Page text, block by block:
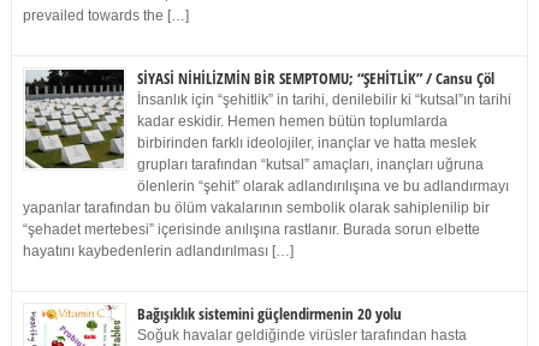
prevailed towards the […]
SİYASİ NİHİLİZMİN BİR SEMPTOMU; “ŞEHİTLİK” / Cansu Çöl
İnsanlık için “şehitlik” in tarihi, denilebilir ki “kutsal”ın tarihi
kadar eskidir. Hemen hemen bütün toplumlarda
birbirinden farklı ideolojiler, inançlar ve hatta meslek
grupları tarafından “kutsal” amaçları, inançları uğruna
ölenlerin “şehit” olarak adlandırılışına ve bu adlandırmayı
yapanlar tarafından bu ölüm vakalarının sembolik olarak sahiplenilip bir
“şehadet mertebesi” içerisinde anılışına rastlanır. Burada sorun elbette
hayatını kaybedenlerin adlandırılması […]
Bağışıklık sistemini güçlendirmenin 20 yolu
Soğuk havalar geldiğinde virüsler tarafından hasta